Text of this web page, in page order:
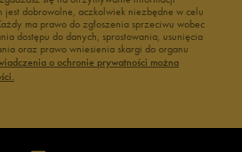
jest dobrowolne, aczkolwiek niezbędne w celu
ma prawo do zgłoszenia sprzeciwu wobec
dostępu do danych, sprostowania, usunięcia
oraz prawo wniesienia skargi do organu
o ochronie prywatności można